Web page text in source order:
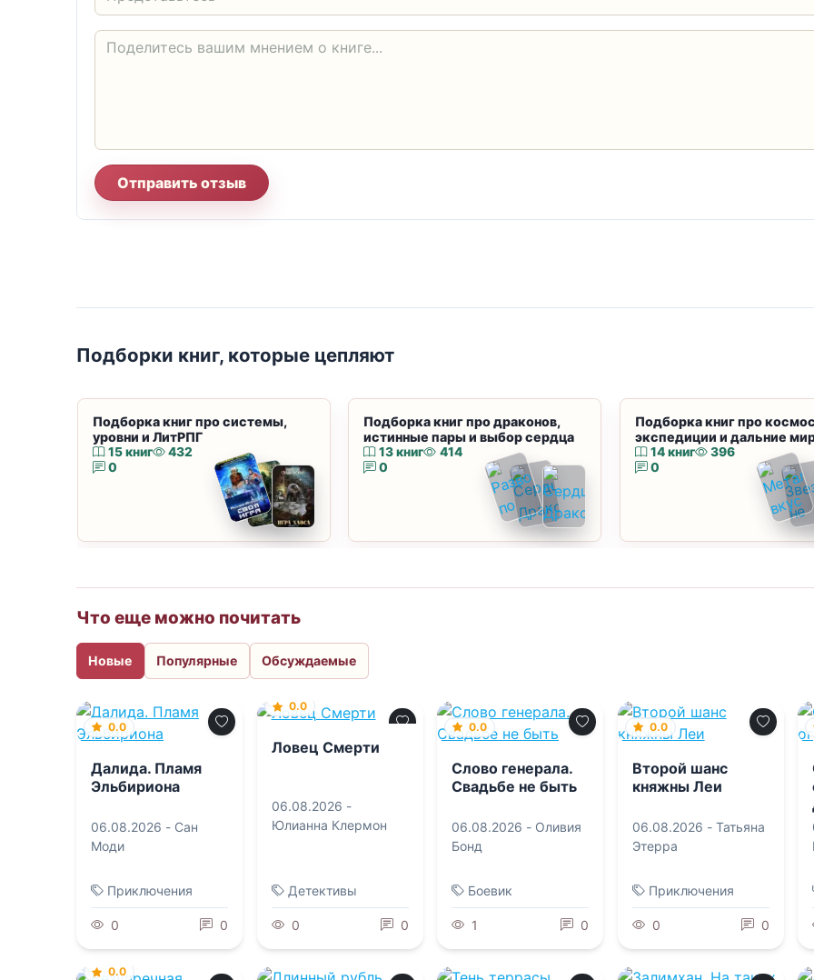
Отправить отзыв
Подборки книг, которые цепляют
Подборка книг про системы,
уровни и ЛитРПГ
15 книг
432
0
Подборка книг про драконов,
истинные пары и выбор сердца
13 книг
414
0
Подборка книг про
экспедиции и дальние
14 книг
396
0
Что еще можно почитать
Новые Популярные Обсуждаемые
0.0
Далида. Пламя
Эльбириона
06.08.2026 - Сан
Моди
Приключения
0 0
0.0
Ловец Смерти
06.08.2026 -
Юлианна Клермон
Детективы
0 0
0.0
Слово генерала.
Свадьбе не быть
06.08.2026 - Оливия
Бонд
Боевик
1 0
0.0
Второй шанс
княжны Леи
06.08.2026 - Татьяна
Этерра
Приключения
0 0
0.0